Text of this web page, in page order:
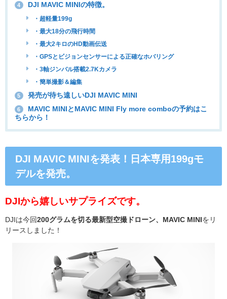
4 DJI MAVIC MINIの特徴。
・超軽量199g
・最大18分の飛行時間
・最大2キロのHD動画伝送
・GPSとビジョンセンサーによる正確なホバリング
・3軸ジンバル搭載2.7Kカメラ
・簡単撮影＆編集
5 発売が待ち遠しいDJI MAVIC MINI
6
MAVIC MINIとMAVIC MINI Fly more comboの予約はこ
ちらから！
DJI MAVIC MINIを発表！日本専用199gモ
デルを発売。
DJIから嬉しいサプライズです。
DJIは今回 200グラムを切る最新型空撮ドローン、MAVIC MINI をリ
リースしました！